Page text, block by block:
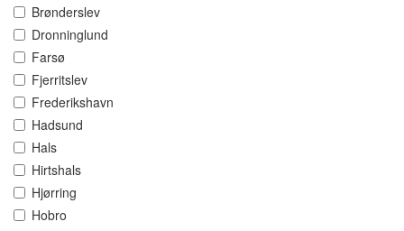
Brønderslev
Dronninglund
Farsø
Fjerritslev
Frederikshavn
Hadsund
Hals
Hirtshals
Hjørring
Hobro